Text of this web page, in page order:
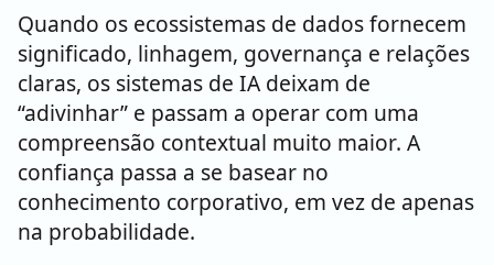
Quando os ecossistemas de dados fornecem
significado, linhagem, governança e relações
claras, os sistemas de IA deixam de
“adivinhar” e passam a operar com uma
compreensão contextual muito maior. A
confiança passa a se basear no
conhecimento corporativo, em vez de apenas
na probabilidade.